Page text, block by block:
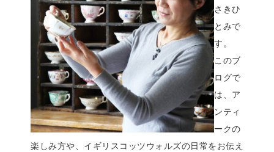
さきひ
とみで
す。
このブ
ログで
は、ア
ンティ
ークの
楽しみ方や、イギリスコッツウォルズの日常をお伝え